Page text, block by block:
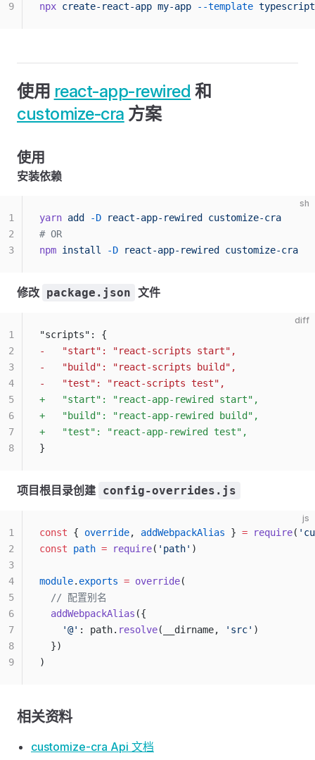
npx create-react-app my-app --template typescript
9
使用 react-app-rewired 和
customize-cra 方案
使用
安装依赖
sh
yarn add -D react-app-rewired
customize-cra
# OR
npm install -D react-app-rewired customize-cra
1
2
3
修改 package.json 文件
diff
"scripts": {
-   "start": "react-scripts start",
-   "build": "react-scripts build",
-   "test": "react-scripts test",
+   "start": "react-app-rewired start",
+   "build": "react-app-rewired build",
+   "test": "react-app-rewired test",
}
1
2
3
4
5
6
7
8
项目根目录创建 config-overrides.js
js
const { override, addWebpackAlias } = require(
const path = require( 'path' )
module. exports = override(
  // 配置别名
  addWebpackAlias
({
    '@'
: path. resolve(__dirname, 'src' )
  })
)
1
2
3
4
5
6
7
8
9
相关资料
customize-cra Api 文档